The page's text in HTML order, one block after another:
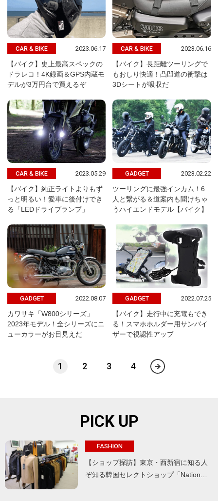
CAR & BIKE 2023.06.17
【バイク】史上最高スペックの
ドラレコ！4K録画＆GPS内蔵モ
デルが3万円台で買えるぞ
CAR & BIKE 2023.06.16
【バイク】長距離ツーリングで
もおしり快適！凸凹道の衝撃は
3Dシートが吸収だ
CAR & BIKE 2023.05.29
【バイク】純正ライトよりもず
っと明るい！愛車に後付けでき
る「LEDドライブランプ」
GADGET 2023.02.22
ツーリングに最強インカム！6
人と繋がる＆道案内も聞けちゃ
うハイエンドモデル【バイク】
GADGET 2022.08.07
カワサキ「W800シリーズ」
2023年モデル！全シリーズにニ
ューカラーがお目見えだ
GADGET 2022.07.25
【バイク】走行中に充電もでき
る！スマホホルダー用サンバイ
ザーで視認性アップ
1 2 3 4
PICK UP
FASHION
【ショップ探訪】東京・西新宿に知る人
ぞ知る韓国セレクトショップ「Nation…